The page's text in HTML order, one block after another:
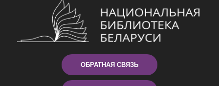
ОБРАТНАЯ СВЯЗЬ